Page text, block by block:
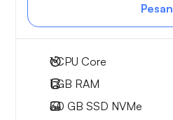
Pesan
1CPU Core
1 GB RAM
30 GB SSD NVMe